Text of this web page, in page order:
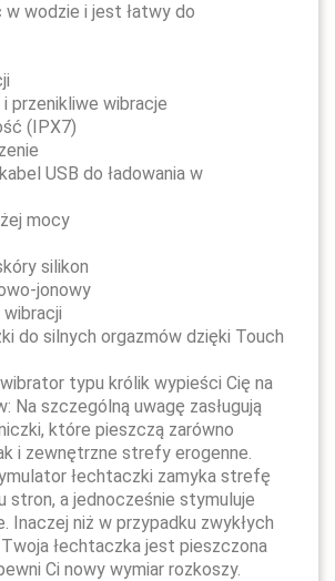
w wodzie i jest łatwy do
przenikliwe wibracje
(IPX7)
USB do ładowania w
mocy
silikon
jonowy
do silnych orgazmów dzięki Touch
typu królik wypieści Cię na
Na szczególną uwagę zasługują
które pieszczą zarówno
i zewnętrzne strefy erogenne.
łechtaczki zamyka strefę
stron, a jednocześnie stymuluje
Inaczej niż w przypadku zwykłych
łechtaczka jest pieszczona
Ci nowy wymiar rozkoszy.